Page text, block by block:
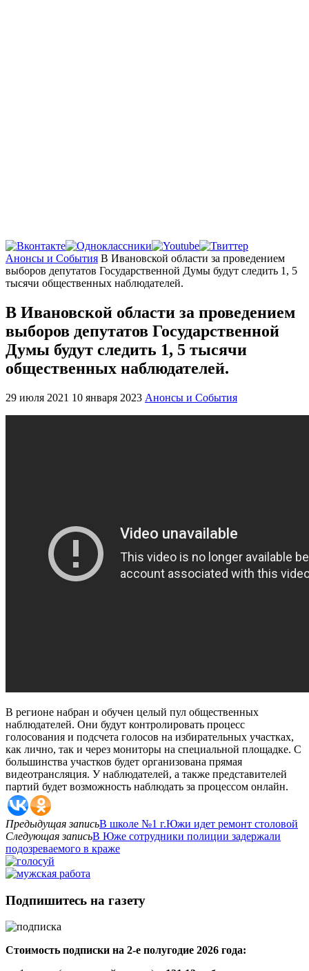
Главная
Анонсы и События В Ивановской области за проведением
выборов депутатов Государственной Думы будут следить 1, 5
тысячи общественных наблюдателей.
В Ивановской области за проведением
выборов депутатов Государственной
Думы будут следить 1, 5 тысячи
общественных наблюдателей.
29 июля 2021 10 января 2023 Анонсы и События
В регионе набран и обучен целый пул общественных
наблюдателей. Они будут контролировать процесс
голосования и подсчета голосов на избирательных участках,
как лично, так и через мониторы на специальной площадке. С
большинства участков будет организована прямая
видеотрансляция. У наблюдателей, а также представителей
партий будет возможность наблюдать за процессом онлайн.
Предыдущая записьВ школе №1 г.Южи идет ремонт столовой
Следующая записьВ Юже сотрудники полиции задержали
подозреваемого в краже
Подпишитесь на газету
Стоимость подписки на 2-е полугодие 2026 года: